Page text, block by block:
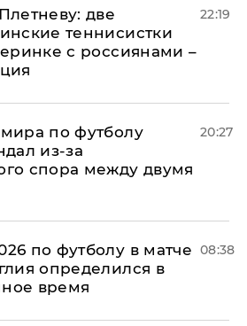
две
теннисистки
с россиянами –
22:19
по футболу
из-за
спора между двумя
20:27
по футболу в матче
определился в
время
08:38